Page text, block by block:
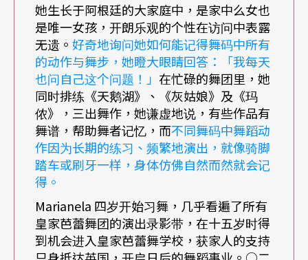
生，尤其当地也有优秀的现代舞舞团，由舞团呈献
这两支作品会是好选择。
《色饱和度》偏向现代舞的风格，是编舞家韦恩．
麦奎格（Wayne McGregor）首次有委托编作（com
mission score）的大型作品，又搭配相当棒的舞台
设计，为他自己及舞团都树立了新的标准。他本人
也在那之后受邀成为驻团编舞家。这是最具现代舞
风格的作品，也是我们首先呈现的作品。接下来的
《狂想曲》则带我们回到佛德瑞克．阿胥顿的年
代，这是他为了庆祝伊莉莎白王太后八十岁诞辰所
她生长于阿根廷的大家庭中，是家中么女也
是唯一女孩，开朗乐观的个性在访问中表露
无遗。 好奇地询问她如何能记得舞码中所有
的动作与舞步，她瞪大眼睛回答：「我每天
也问自己这个问题！」 在忙碌的舞团里，她
同时排练《天鹅湖》、《灰姑娘》及《玛
侬》，三出舞作，她谦虚地说，有些作品有
舞谱，帮助舞者记忆，而不同舞码中舞蹈动
作因为长期的练习、频繁地演出，就像骑脚
踏车或刷牙一样，身体仿佛自然而然就会记
得。
Marianela 四岁开始习舞，几乎看遍了所有
皇家芭蕾舞团的演出录影带，在十五岁时得
到机会进入皇家芭蕾舞学校，获家人的支持